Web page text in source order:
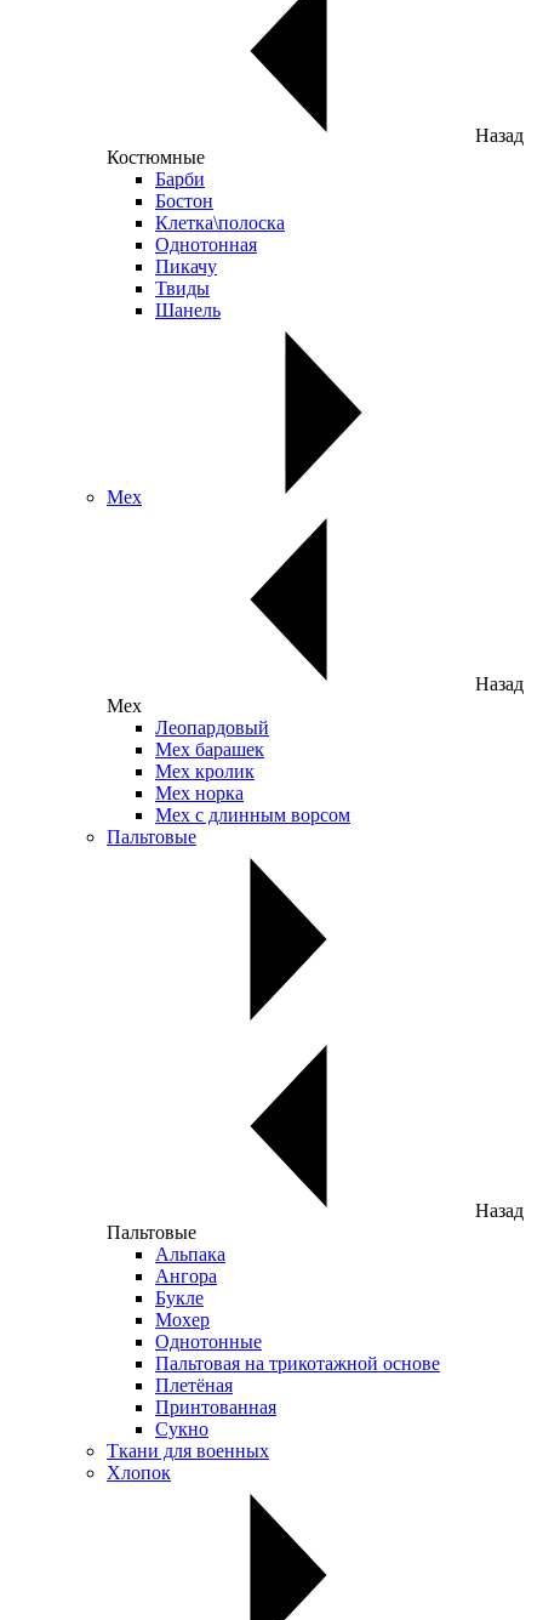
Назад
Костюмные
Барби
Бостон
Клетка\полоска
Однотонная
Пикачу
Твиды
Шанель
Мех
Назад
Мех
Леопардовый
Мех барашек
Мех кролик
Мех норка
Мех с длинным ворсом
Пальтовые
Назад
Пальтовые
Альпака
Ангора
Букле
Мохер
Однотонные
Пальтовая на трикотажной основе
Плетёная
Принтованная
Сукно
Ткани для военных
Хлопок